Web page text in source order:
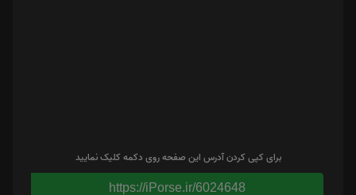
برای کپی کردن آدرس این صفحه روی دکمه کلیک نمایید
https://iPorse.ir/6024648